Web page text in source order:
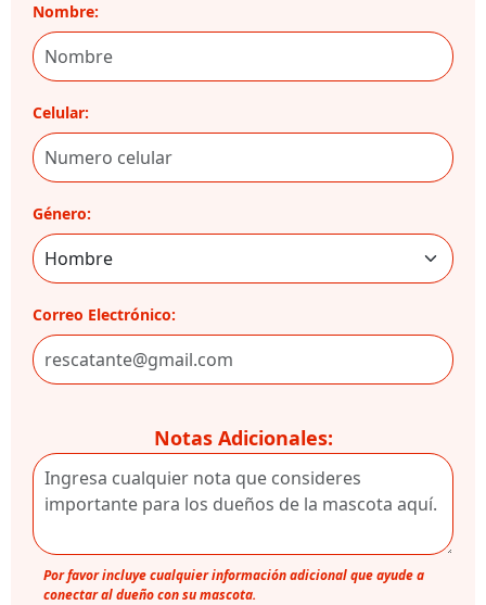
Nombre:
Celular:
Género:
Correo Electrónico:
Notas Adicionales:
Por favor incluye cualquier información adicional que ayude a
conectar al dueño con su mascota.